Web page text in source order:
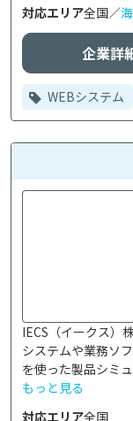
対応エリア全国／
企業詳
WEBシステム
IECS（イークス）
システムや業務ソ
を使った製品シミ
もっと見る
対応エリア全国